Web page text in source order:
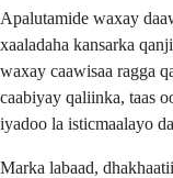
Apalutamide waxay
xaaladaha kansarka
waxay caawisaa ragga
caabiyay qaliinka, taas
iyadoo la isticmaalayo
Marka labaad,